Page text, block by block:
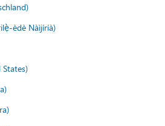
èdè Nàìjíríà)